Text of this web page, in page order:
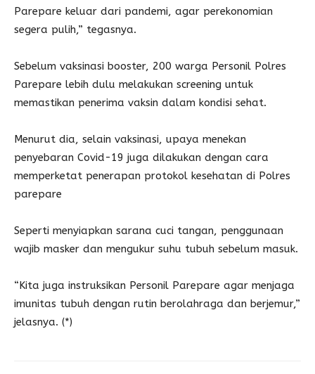
Parepare keluar dari pandemi, agar perekonomian
segera pulih,” tegasnya.
Sebelum vaksinasi booster, 200 warga Personil Polres
Parepare lebih dulu melakukan screening untuk
memastikan penerima vaksin dalam kondisi sehat.
Menurut dia, selain vaksinasi, upaya menekan
penyebaran Covid-19 juga dilakukan dengan cara
memperketat penerapan protokol kesehatan di Polres
parepare
Seperti menyiapkan sarana cuci tangan, penggunaan
wajib masker dan mengukur suhu tubuh sebelum masuk.
“Kita juga instruksikan Personil Parepare agar menjaga
imunitas tubuh dengan rutin berolahraga dan berjemur,”
jelasnya. (*)